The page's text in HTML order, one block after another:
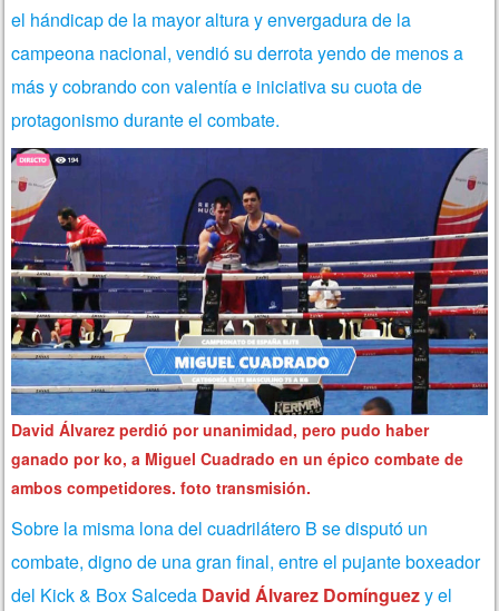
el hándicap de la mayor altura y envergadura de la
campeona nacional, vendió su derrota yendo de menos a
más y cobrando con valentía e iniciativa su cuota de
protagonismo durante el combate.
David Álvarez perdió por unanimidad, pero pudo haber
ganado por ko, a Miguel Cuadrado en un épico combate de
ambos competidores. foto transmisión.
Sobre la misma lona del cuadrilátero B se disputó un
combate, digno de una gran final, entre el pujante boxeador
del Kick & Box Salceda David Álvarez Domínguezy el